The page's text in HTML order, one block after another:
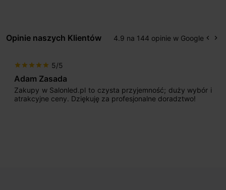
Opinie naszych Klientów 4.9 na 144 opinie w Google keyboard_arrow_left keyboard_arrow_right
star star star star star 5/5
Adam Zasada
Zakupy w Salonled.pl to czysta przyjemność; duży wybór i
atrakcyjne ceny. Dziękuję za profesjonalne doradztwo!